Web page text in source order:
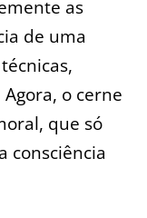
as
de uma
o cerne
que só
consciência